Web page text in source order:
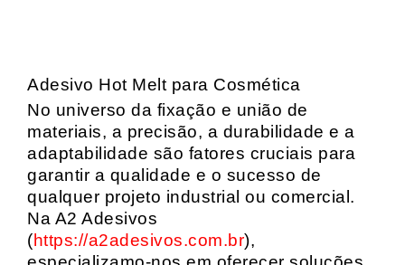
Adesivo Hot Melt para Cosmética
No universo da fixação e união de
materiais, a precisão, a durabilidade e a
adaptabilidade são fatores cruciais para
garantir a qualidade e o sucesso de
qualquer projeto industrial ou comercial.
Na A2 Adesivos
(https://a2adesivos.com.br),